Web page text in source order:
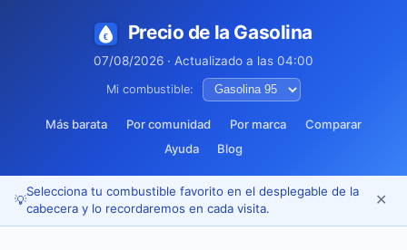
Precio de la Gasolina
07/08/2026 · Actualizado a las 04:00
Mi combustible:
Más barata Por comunidad Por marca
Comparar
Ayuda
Blog
💡
Selecciona tu combustible favorito en el desplegable de la
cabecera y lo recordaremos en cada visita.
✕